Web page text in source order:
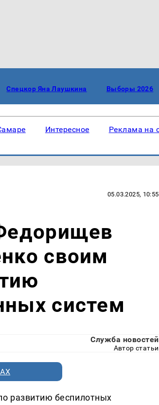
Спецкор Яна Лаушкина Выборы 2026
Интересное Реклама на
05.03.2025, 10:55
своим
систем
Служба новостей
Автор статьи
развитию беспилотных